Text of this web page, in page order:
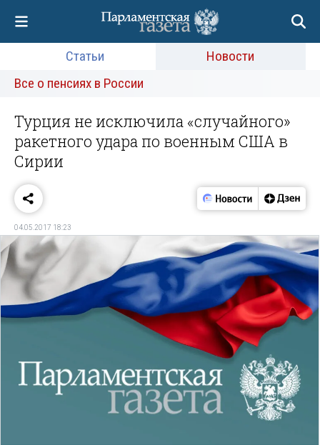
Статьи
Новости
Все о пенсиях в России
Турция не исключила «случайного»
ракетного удара по военным США в
Сирии
04.05.2017 18:23